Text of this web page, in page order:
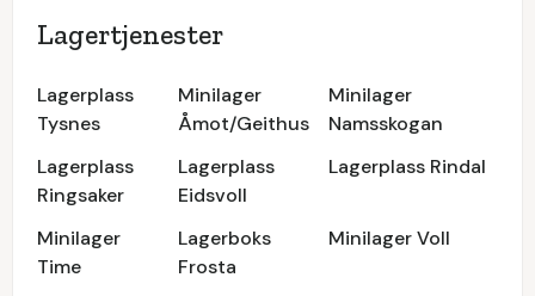
Lagertjenester
Lagerplass
Tysnes
Minilager
Åmot/Geithus
Minilager
Namsskogan
Lagerplass
Ringsaker
Lagerplass
Eidsvoll
Lagerplass Rindal
Minilager
Time
Lagerboks
Frosta
Minilager Voll